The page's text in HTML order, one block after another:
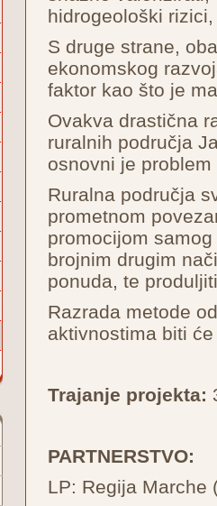
hidrogeološki
S druge strane,
ekonomskog
faktor kao što je
Ovakva drastična
ruralnih područja
osnovni je
Ruralna područja
prometnom
promocijom
brojnim drugim
ponuda, te
Razrada metode
aktivnostima biti
Trajanje projekta:
PARTNERSTVO:
LP: Regija Marche